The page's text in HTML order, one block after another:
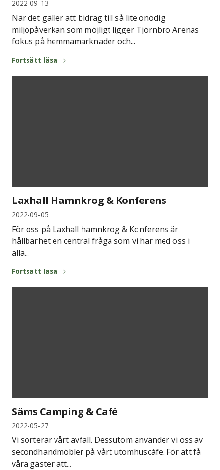
2022-09-13
När det gäller att bidrag till så lite onödig
miljöpåverkan som möjligt ligger Tjörnbro Arenas
fokus på hemmamarknader och...
Fortsätt läsa
Laxhall Hamnkrog & Konferens
2022-09-05
För oss på Laxhall hamnkrog & Konferens är
hållbarhet en central fråga som vi har med oss i
alla...
Fortsätt läsa
Säms Camping & Café
2022-05-27
Vi sorterar vårt avfall. Dessutom använder vi oss av
secondhandmöbler på vårt utomhuscáfe. För att få
våra gäster att...